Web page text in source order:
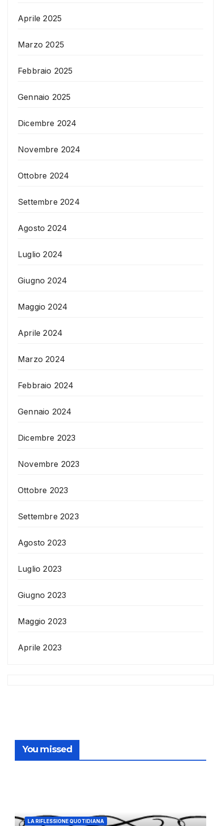
Aprile 2025
Marzo 2025
Febbraio 2025
Gennaio 2025
Dicembre 2024
Novembre 2024
Ottobre 2024
Settembre 2024
Agosto 2024
Luglio 2024
Giugno 2024
Maggio 2024
Aprile 2024
Marzo 2024
Febbraio 2024
Gennaio 2024
Dicembre 2023
Novembre 2023
Ottobre 2023
Settembre 2023
Agosto 2023
Luglio 2023
Giugno 2023
Maggio 2023
Aprile 2023
You missed
LA RIFLESSIONE QUOTIDIANA